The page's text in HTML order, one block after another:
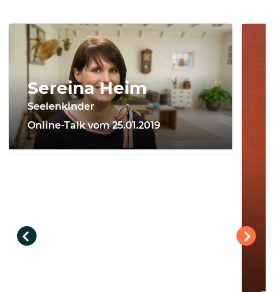
Sereina Heim
Seelenkinder
Online-Talk vom 25.01.2019